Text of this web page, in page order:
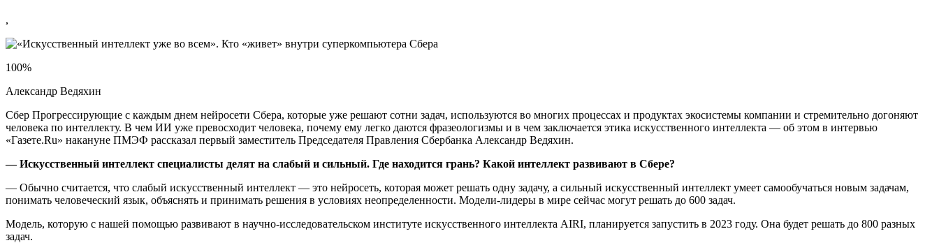
,
100%
Александр Ведяхин
Сбер Прогрессирующие с каждым днем нейросети Сбера, которые уже решают сотни задач, используются во многих процессах и продуктах экосистемы компании и стремительно догоняют
человека по интеллекту. В чем ИИ уже превосходит человека, почему ему легко даются фразеологизмы и в чем заключается этика искусственного интеллекта — об этом в интервью
«Газете.Ru» накануне ПМЭФ рассказал первый заместитель Председателя Правления Сбербанка Александр Ведяхин.
— Искусственный интеллект специалисты делят на слабый и сильный. Где находится грань? Какой интеллект развивают в Сбере?
— Обычно считается, что слабый искусственный интеллект — это нейросеть, которая может решать одну задачу, а сильный искусственный интеллект умеет самообучаться новым задачам,
понимать человеческий язык, объяснять и принимать решения в условиях неопределенности. Модели-лидеры в мире сейчас могут решать до 600 задач.
Модель, которую с нашей помощью развивают в научно-исследовательском институте искусственного интеллекта AIRI, планируется запустить в 2023 году. Она будет решать до 800 разных
задач.